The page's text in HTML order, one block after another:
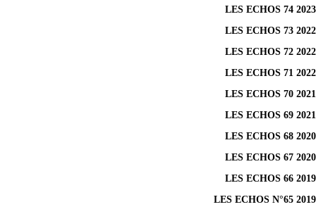
LES ECHOS 74 2023
LES ECHOS 73 2022
LES ECHOS 72 2022
LES ECHOS 71 2022
LES ECHOS 70 2021
LES ECHOS 69 2021
LES ECHOS 68 2020
LES ECHOS 67 2020
LES ECHOS 66 2019
LES ECHOS N°65 2019